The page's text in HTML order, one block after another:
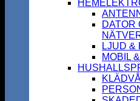
DATOR
LJUD &
MOBIL